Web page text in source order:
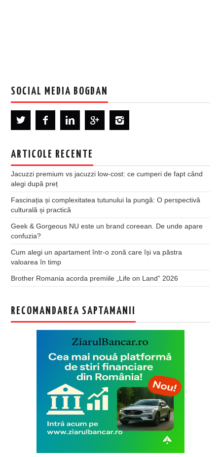
SOCIAL MEDIA BOGDAN
ARTICOLE RECENTE
Jacuzzi premium vs jacuzzi low-cost: ce cumperi de fapt când
alegi după preț
Fascinația și complexitatea tutunului la pungă: O perspectivă
culturală și practică
Geek & Gorgeous NU este un brand coreean. De unde apare
confuzia?
Cum alegi un apartament într-o zonă care își va păstra
valoarea în timp
Brother Romania acorda premiile „Life on Land” 2026
RECOMANDAREA SAPTAMANII